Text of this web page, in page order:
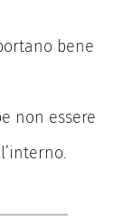
bene
non essere